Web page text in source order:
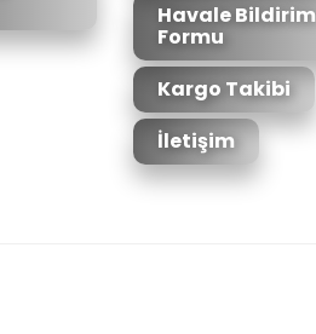
Havale Bildirim
Formu
Kargo Takibi
İletişim